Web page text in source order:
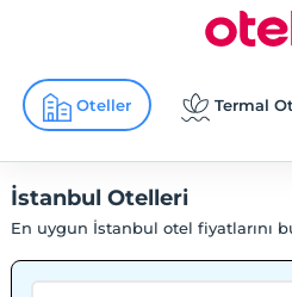
Oteller Termal
İstanbul Otelleri
En uygun İstanbul otel fiyatlarını